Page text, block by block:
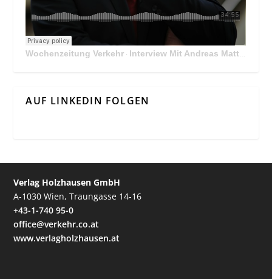
Wochenzeitung Verkehr · Interview Mit Andreas Matthä, CEO der ÖBB Holding
AUF LINKEDIN FOLGEN
Verlag Holzhausen GmbH
A-1030 Wien, Traungasse 14-16
+43-1-740 95-0
office@verkehr.co.at
www.verlagholzhausen.at